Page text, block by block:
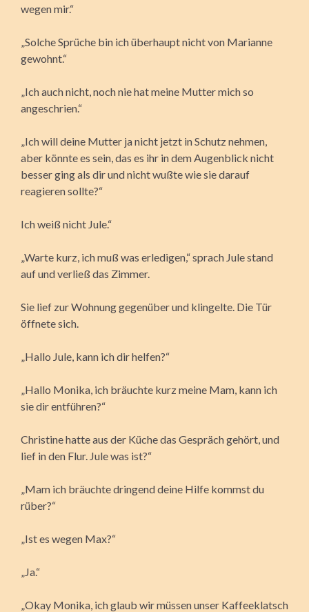
wegen mir.“
„Solche Sprüche bin ich überhaupt nicht von Marianne
gewohnt.“
„Ich auch nicht, noch nie hat meine Mutter mich so
angeschrien.“
„Ich will deine Mutter ja nicht jetzt in Schutz nehmen,
aber könnte es sein, das es ihr in dem Augenblick nicht
besser ging als dir und nicht wußte wie sie darauf
reagieren sollte?“
Ich weiß nicht Jule.“
„Warte kurz, ich muß was erledigen,“ sprach Jule stand
auf und verließ das Zimmer.
Sie lief zur Wohnung gegenüber und klingelte. Die Tür
öffnete sich.
„Hallo Jule, kann ich dir helfen?“
„Hallo Monika, ich bräuchte kurz meine Mam, kann ich
sie dir entführen?“
Christine hatte aus der Küche das Gespräch gehört, und
lief in den Flur. Jule was ist?“
„Mam ich bräuchte dringend deine Hilfe kommst du
rüber?“
„Ist es wegen Max?“
„Ja.“
„Okay Monika, ich glaub wir müssen unser Kaffeeklatsch